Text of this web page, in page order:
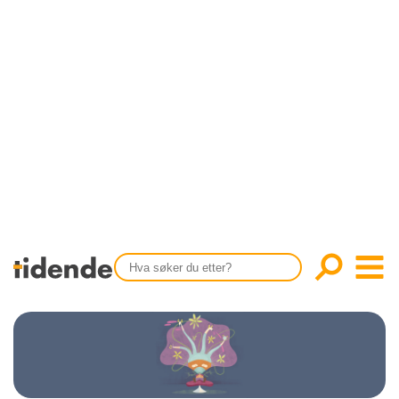
KONTAKT
OM OSS